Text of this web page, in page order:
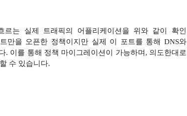
는 실제 트래픽의 어플리케이션을 위와 같이 확인
만을 오픈한 정책이지만 실제 이 포트를 통해 DNS와
. 이를 통해 정책 마이그레이션이 가능하며, 의도한대로
수 있습니다.